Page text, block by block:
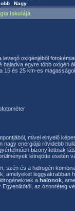
iskolája
oxigénjéből
egyre több
15 és 25 km-es
mivel elnyelő
energiájú rövidebb
bizonyítottnak
létrejötte esetén
szén és a hidrogén
amelyeket
a halonok,
az ózonréteg